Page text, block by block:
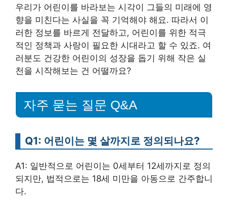
우리가 어린이를 바라보는 시각이 그들의 미래에 영
향을 미친다는 사실을 꼭 기억해야 해요. 따라서 이
러한 정보를 바르게 전달하고, 어린이를 위한 적극
적인 정책과 사랑이 필요한 시대라고 할 수 있죠. 여
러분도 건강한 어린이의 성장을 돕기 위해 작은 실
천을 시작해보는 건 어떨까요?
자주 묻는 질문 Q&A
Q1: 어린이는 몇 살까지로 정의되나요?
A1: 일반적으로 어린이는 0세부터 12세까지로 정의
되지만, 법적으로는 18세 미만을 아동으로 간주합니
다.